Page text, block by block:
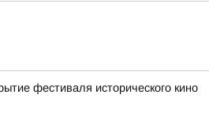
фестиваля исторического кино